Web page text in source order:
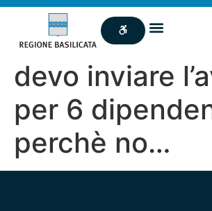
devo inviare
per 6
perchè no…